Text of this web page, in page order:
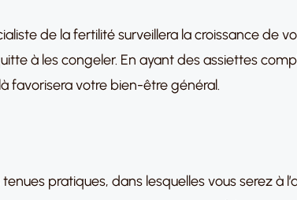
de la fertilité surveillera la croissance de
à les congeler. En ayant des assiettes
favorisera votre bien-être général.
pratiques, dans lesquelles vous serez à